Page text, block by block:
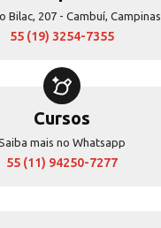
Bilac, 207 - Cambuí, Campinas
55 (19) 3254-7355
Cursos
mais no Whatsapp
55 (11) 94250-7277